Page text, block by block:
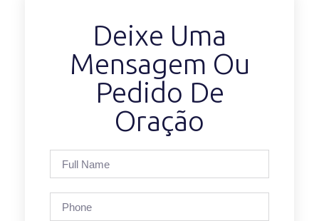
Deixe Uma
Mensagem Ou
Pedido De
Oração